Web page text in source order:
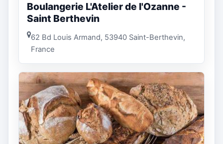
Boulangerie L'Atelier de l'Ozanne -
Saint Berthevin
62 Bd Louis Armand, 53940 Saint-Berthevin,
France